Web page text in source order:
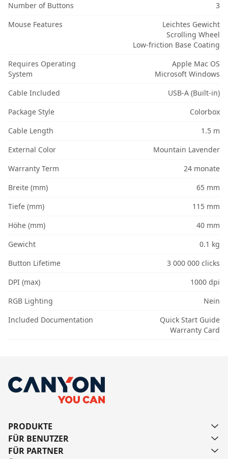
Number of Buttons
3
Mouse Features
Leichtes Gewicht
Scrolling Wheel
Low-friction Base Coating
Requires Operating
System
Apple Mac OS
Microsoft Windows
Cable Included
USB-A (Built-in)
Package Style
Colorbox
Cable Length
1.5 m
External Color
Mountain Lavender
Warranty Term
24 monate
Breite (mm)
65 mm
Tiefe (mm)
115 mm
Höhe (mm)
40 mm
Gewicht
0.1 kg
Button Lifetime
3 000 000 clicks
DPI (max)
1000 dpi
RGB Lighting
Nein
Included Documentation
Quick Start Guide
Warranty Card
PRODUKTE
FÜR BENUTZER
FÜR PARTNER